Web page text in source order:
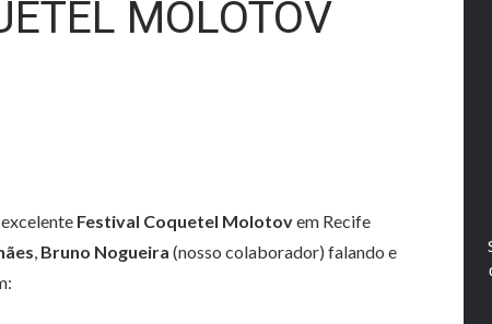
MOLOTOV
Festival Coquetel Molotovem Recife
, Bruno Nogueira (nosso colaborador) falando e